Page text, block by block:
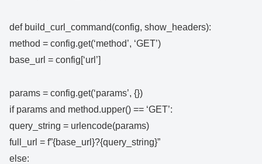
def build_curl_command(config, show_headers):
method = config.get(‘method’, ‘GET’)
base_url = config[‘url’]
params = config.get(‘params’, {})
if params and method.upper() == ‘GET’:
query_string = urlencode(params)
full_url = f”{base_url}?{query_string}”
else: